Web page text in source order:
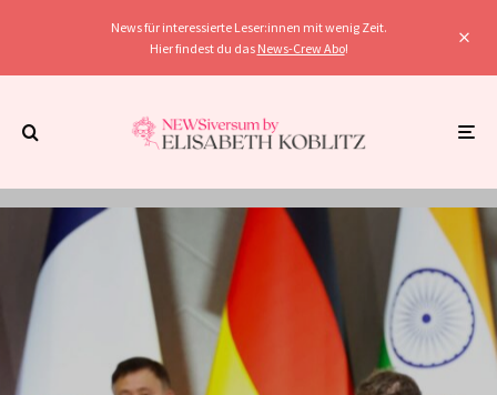
News für interessierte Leser:innen mit wenig Zeit.
Hier findest du das News-Crew Abo!